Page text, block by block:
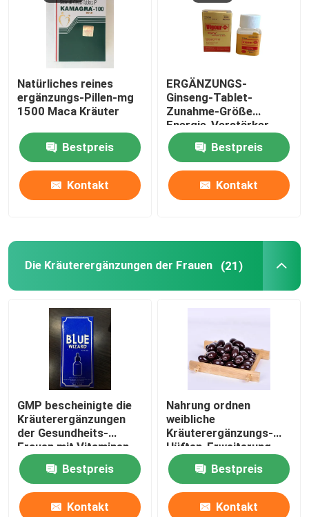
Natürliches reines
ergänzungs-Pillen-mg
1500 Maca Kräuter
Bestpreis
Kontakt
ERGÄNZUNGS-
Ginseng-Tablet-
Zunahme-Größe
Energie-Verstärker-
Maca Kräuter
Bestpreis
Kontakt
Die Kräuterergänzungen der Frauen (21)
GMP bescheinigte die
Kräuterergänzungen
der Gesundheits-
Frauen mit Vitaminen
Bestpreis
Kontakt
Nahrung ordnen
weibliche
Kräuterergänzungs-
Hüften-Erweiterung
Gummies für gesundes
Leben
Bestpreis
Kontakt